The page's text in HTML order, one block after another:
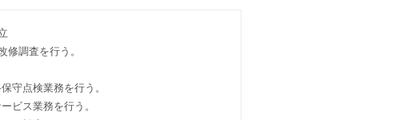
調査を行う。
守点検業務を行う。
ビス業務を行う。